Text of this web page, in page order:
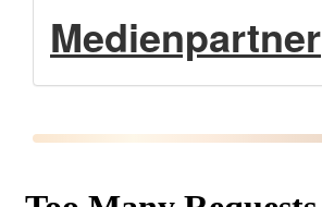
Medienpartner